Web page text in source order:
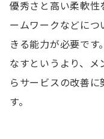
優秀さと高い柔軟性
ームワークなどにつ
きる能力が必要です
なすというより、メ
らサービスの改善
す。